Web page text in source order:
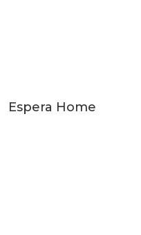
Espera Home